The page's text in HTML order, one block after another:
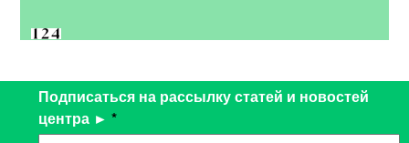
Подписаться на рассылку статей и новостей
центра ► *